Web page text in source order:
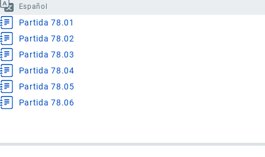
Español
Partida 78.01
Partida 78.02
Partida 78.03
Partida 78.04
Partida 78.05
Partida 78.06